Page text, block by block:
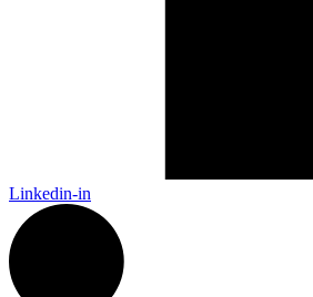
Linkedin-in